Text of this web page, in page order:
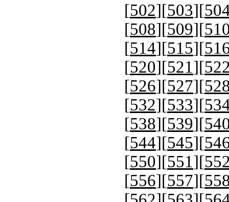
[502][503][
[508][509][
[514][515][
[520][521][
[526][527][
[532][533][
[538][539][
[544][545][
[550][551][
[556][557][